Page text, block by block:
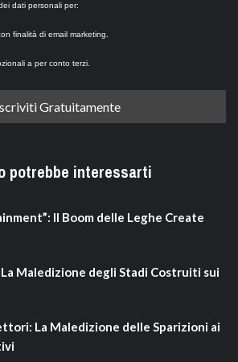
dati personali per:
finalità di email marketing.
a per conto terzi.
potrebbe interessarti
Il Boom delle Leghe Create
La Maledizione degli Stadi Costruiti sui
La Maledizione delle Sparizioni ai